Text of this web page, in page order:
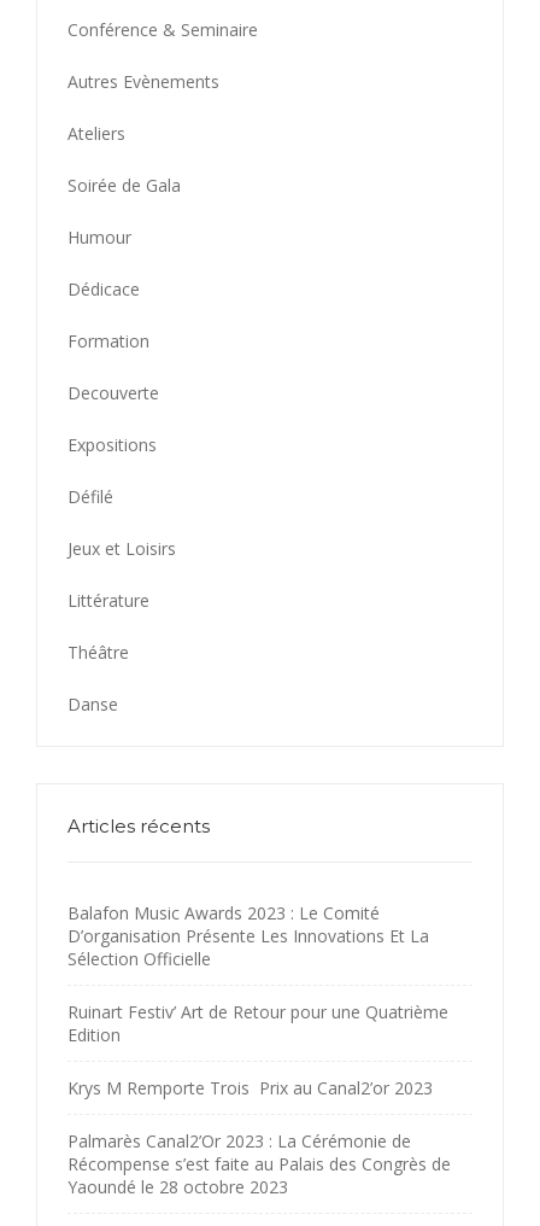
Conférence & Seminaire
Autres Evènements
Ateliers
Soirée de Gala
Humour
Dédicace
Formation
Decouverte
Expositions
Défilé
Jeux et Loisirs
Littérature
Théâtre
Danse
Articles récents
Balafon Music Awards 2023 : Le Comité
D’organisation Présente Les Innovations Et La
Sélection Officielle
Ruinart Festiv’ Art de Retour pour une Quatrième
Edition
Krys M Remporte Trois Prix au Canal2’or 2023
Palmarès Canal2’Or 2023 : La Cérémonie de
Récompense s’est faite au Palais des Congrès de
Yaoundé le 28 octobre 2023